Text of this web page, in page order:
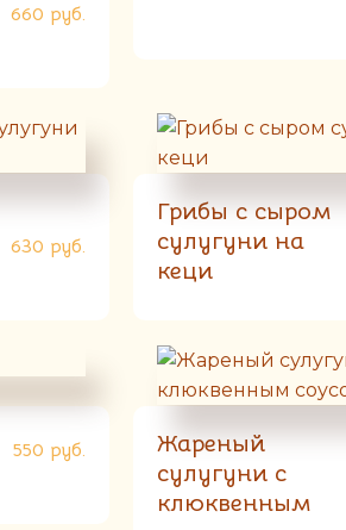
660 руб.
630 руб.
Грибы с сыром
сулугуни на
кеци
550 руб.
Жареный
сулугуни с
клюквенным